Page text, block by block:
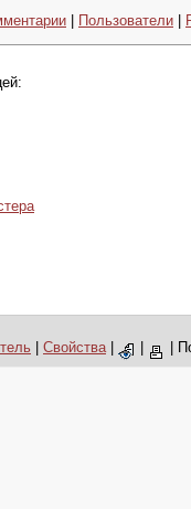
Пользователи
Свойства|